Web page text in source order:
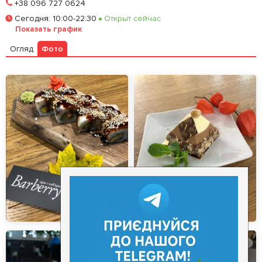
Залишити відгук
+38 096 727 0624
Сегодня: 10:00-22:30 Открыт сейчас
Показать график
Огляд Фото